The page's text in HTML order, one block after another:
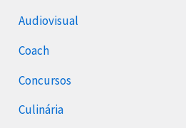
Audiovisual
Coach
Concursos
Culinária